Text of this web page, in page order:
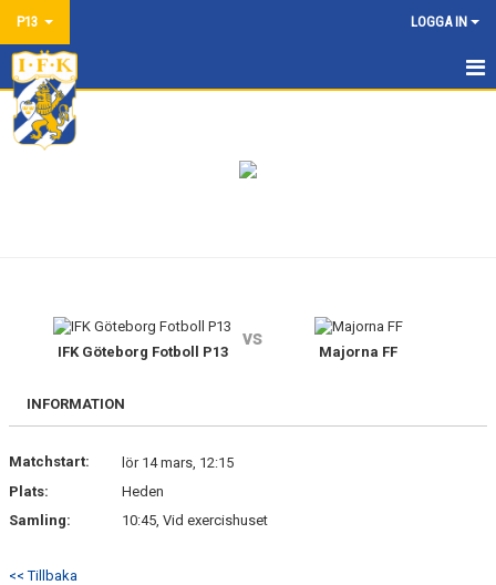
P13 LOGGA IN
HEM
BILDGALLERI
DOKUMENT
IFK Göteborg Fotboll P13
vs
Majorna FF
INFORMATION
Matchstart:
lör 14 mars, 12:15
Plats:
Heden
Samling:
10:45, Vid exercishuset
<< Tillbaka